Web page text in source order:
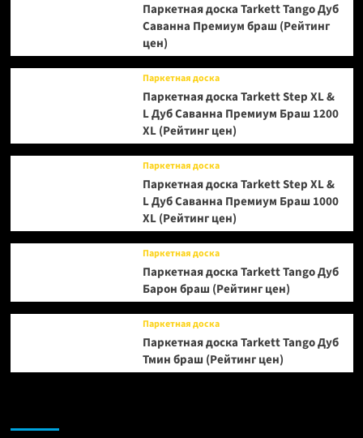
Паркетная доска Tarkett Tango Дуб
Саванна Премиум браш (Рейтинг
цен)
Паркетная доска
Паркетная доска Tarkett Step XL &
L Дуб Саванна Премиум Браш 1200
XL (Рейтинг цен)
Паркетная доска
Паркетная доска Tarkett Step XL &
L Дуб Саванна Премиум Браш 1000
XL (Рейтинг цен)
Паркетная доска
Паркетная доска Tarkett Tango Дуб
Барон браш (Рейтинг цен)
Паркетная доска
Паркетная доска Tarkett Tango Дуб
Тмин браш (Рейтинг цен)